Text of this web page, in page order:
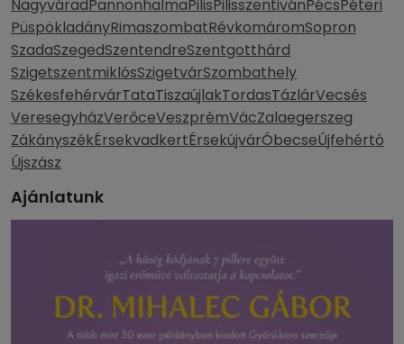
Nagyvárad PannonhalmaPilisPilisszentivánPécsPéteri
PüspökladányRimaszombatRévkomáromSopron
SzadaSzegedSzentendreSzentgotthárd
SzigetszentmiklósSzigetvárSzombathely
SzékesfehérvárTataTiszaújlakTordasTázlárVecsés
VeresegyházVerőceVeszprémVácZalaegerszeg
ZákányszékÉrsekvadkertÉrsekújvárÓbecseÚjfehértó
Újszász
Ajánlatunk